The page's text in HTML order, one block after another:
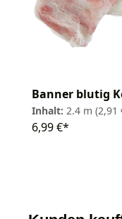
Banner blutig
Inhalt: 2.4 m (2,91
6,99 €*